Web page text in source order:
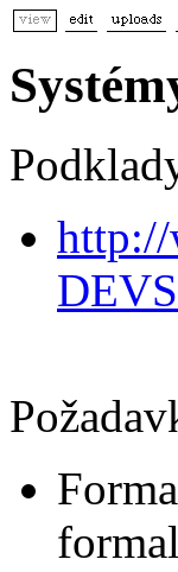
http://